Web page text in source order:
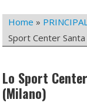
Home »
Sport Center
Lo Sport
(Milano)